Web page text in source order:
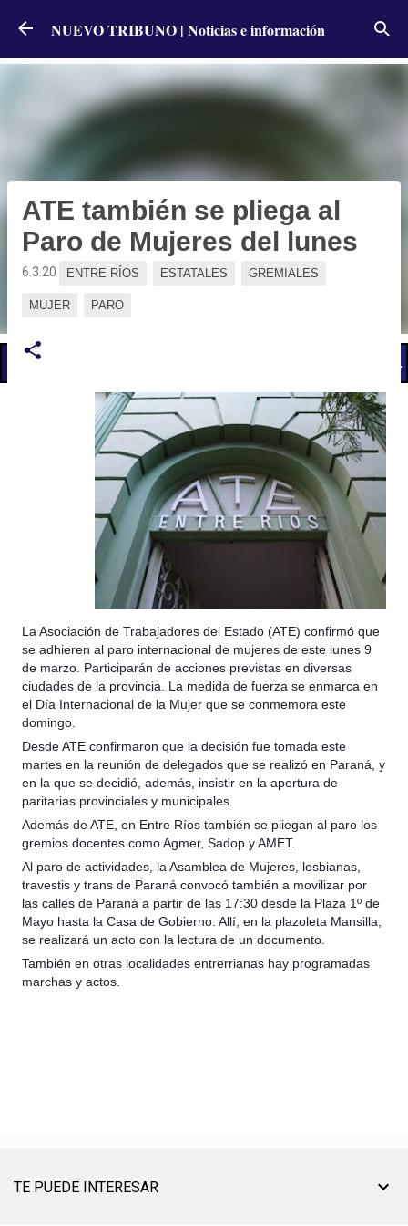
Ir al contenido principal
NUEVO TRIBUNO | Noticias e información
📢 LO ÚLTIMO
ATE también se pliega al
Paro de Mujeres del lunes
6.3.20 ENTRE RÍOS ESTATALES GREMIALES
MUJER PARO
La Asociación de Trabajadores del Estado (ATE) confirmó que
se adhieren al paro internacional de mujeres de este lunes 9
de marzo. Participarán de acciones previstas en diversas
ciudades de la provincia. La medida de fuerza se enmarca en
el Día Internacional de la Mujer que se conmemora este
domingo.
Desde ATE confirmaron que la decisión fue tomada este
martes en la reunión de delegados que se realizó en Paraná, y
en la que se decidió, además, insistir en la apertura de
paritarias provinciales y municipales.
Además de ATE, en Entre Ríos también se pliegan al paro los
gremios docentes como Agmer, Sadop y AMET.
Al paro de actividades, la Asamblea de Mujeres, lesbianas,
travestis y trans de Paraná convocó también a movilizar por
las calles de Paraná a partir de las 17:30 desde la Plaza 1º de
Mayo hasta la Casa de Gobierno. Allí, en la plazoleta Mansilla,
se realizará un acto con la lectura de un documento.
También en otras localidades entrerrianas hay programadas
marchas y actos.
TE PUEDE INTERESAR